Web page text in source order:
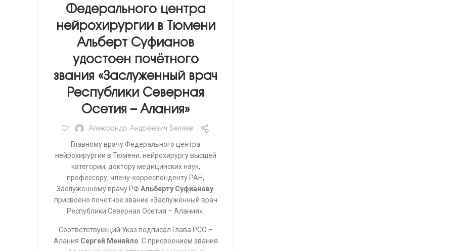
Федерального центра
нейрохирургии в Тюмени
Альберт Суфианов
удостоен почётного
звания «Заслуженный врач
Республики Северная
Осетия – Алания»
От Александр Андреевич Беляев
Главному врачу Федерального центра
нейрохирургии в Тюмени, нейрохирургу высшей
категории, доктору медицинских наук,
профессору, члену-корреспонденту РАН,
Заслуженному врачу РФ Альберту Суфианову
присвоено почетное звание «Заслуженный врач
Республики Северная Осетия – Алания».
Соответствующий Указ подписал Глава РСО –
Алания Сергей Меняйло. С присвоением звания